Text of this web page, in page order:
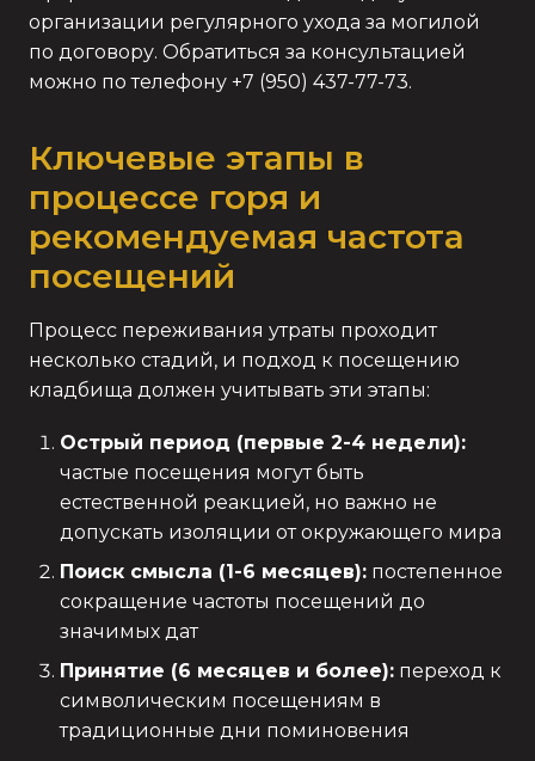
организации регулярного ухода за могилой
по договору. Обратиться за консультацией
можно по телефону +7 (950) 437-77-73.
Ключевые этапы в
процессе горя и
рекомендуемая частота
посещений
Процесс переживания утраты проходит
несколько стадий, и подход к посещению
кладбища должен учитывать эти этапы:
Острый период (первые 2-4 недели):
частые посещения могут быть
естественной реакцией, но важно не
допускать изоляции от окружающего мира
Поиск смысла (1-6 месяцев):постепенное
сокращение частоты посещений до
значимых дат
Принятие (6 месяцев и более):переход к
символическим посещениям в
традиционные дни поминовения